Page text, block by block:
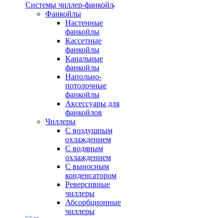
Системы чиллер-фанкойл
Фанкойлы
Настенные
фанкойлы
Кассетные
фанкойлы
Канальные
фанкойлы
Напольно-
потолочные
фанкойлы
Аксессуары для
фанкойлов
Чиллеры
С воздушным
охлаждением
С водяным
охлаждением
С выносным
конденсатором
Реверсивные
чиллеры
Абсорбционные
чиллеры